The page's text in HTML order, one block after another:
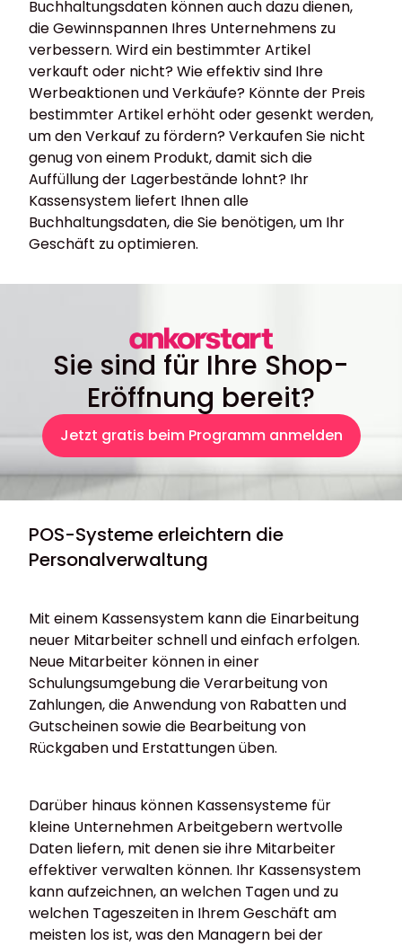
Buchhaltungsdaten können auch dazu dienen,
die Gewinnspannen Ihres Unternehmens zu
verbessern. Wird ein bestimmter Artikel
verkauft oder nicht? Wie effektiv sind Ihre
Werbeaktionen und Verkäufe? Könnte der Preis
bestimmter Artikel erhöht oder gesenkt werden,
um den Verkauf zu fördern? Verkaufen Sie nicht
genug von einem Produkt, damit sich die
Auffüllung der Lagerbestände lohnt? Ihr
Kassensystem liefert Ihnen alle
Buchhaltungsdaten, die Sie benötigen, um Ihr
Geschäft zu optimieren.
Sie sind für Ihre Shop-
Eröffnung bereit?
Jetzt gratis beim Programm anmelden
POS-Systeme erleichtern die
Personalverwaltung
Mit einem Kassensystem kann die Einarbeitung
neuer Mitarbeiter schnell und einfach erfolgen.
Neue Mitarbeiter können in einer
Schulungsumgebung die Verarbeitung von
Zahlungen, die Anwendung von Rabatten und
Gutscheinen sowie die Bearbeitung von
Rückgaben und Erstattungen üben.
Darüber hinaus können Kassensysteme für
kleine Unternehmen Arbeitgebern wertvolle
Daten liefern, mit denen sie ihre Mitarbeiter
effektiver verwalten können. Ihr Kassensystem
kann aufzeichnen, an welchen Tagen und zu
welchen Tageszeiten in Ihrem Geschäft am
meisten los ist, was den Managern bei der